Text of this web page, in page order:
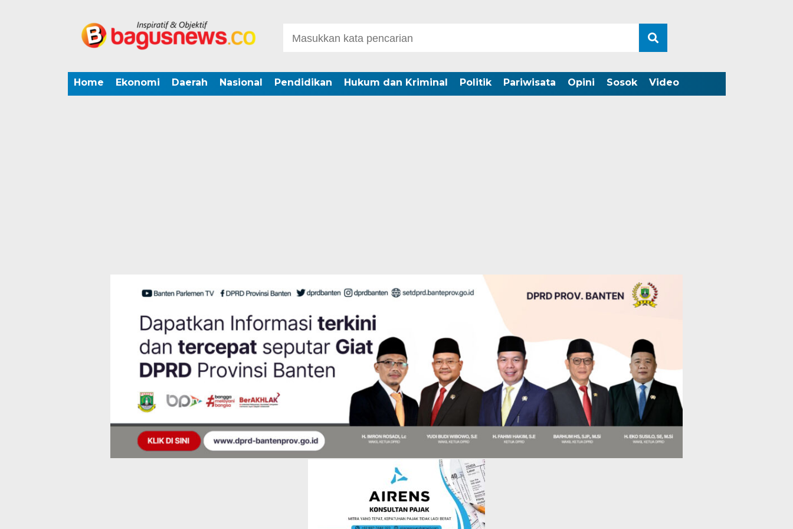
Home Ekonomi Daerah Nasional Pendidikan Hukum dan Kriminal Politik Pariwisata Opini Sosok Video